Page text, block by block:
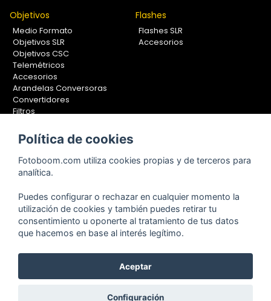
Objetivos
Medio Formato
Objetivos SLR
Objetivos CSC
Telemétricos
Accesorios
Arandelas Conversoras
Convertidores
Filtros
Calibradores
Flashes
Flashes SLR
Accesorios
Soportes Fotografía
Monopiés
Trípodes
Kit Completos
Accesorios
Copyright © 2001-2024, Fotoboom, Fotonet, S.L. CIF. B-83430587
C/ San Romualdo Nº26 - 28037 Madrid - España
Política de cookies
Fotoboom.com utiliza cookies propias y de terceros para
analítica.
Puedes configurar o rechazar en cualquier momento la
utilización de cookies y también puedes retirar tu
consentimiento u oponerte al tratamiento de tus datos
que hacemos en base al interés legítimo.
Aceptar
Configuración